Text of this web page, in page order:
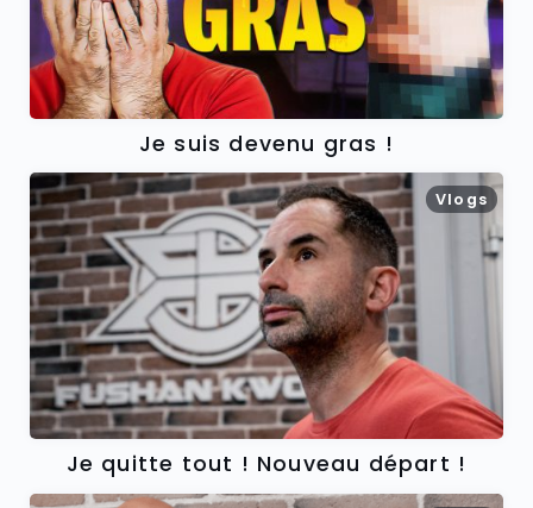
Je suis devenu gras !
Vlogs
Je quitte tout ! Nouveau départ !